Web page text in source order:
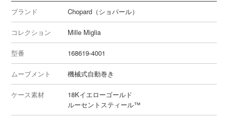
ブランド Chopard（ショパール）
コレクション Mille Miglia
型番 168619-4001
ムーブメント 機械式自動巻き
ケース素材
18Kイエローゴールド
ルーセントスティール™